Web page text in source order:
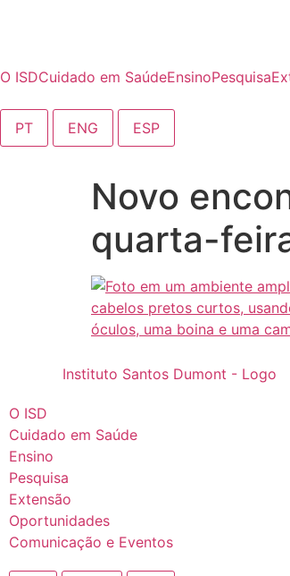
O ISDCuidado em SaúdeEnsinoPesquisa
PT ENG ESP
Novo
quarta-
O ISD
Cuidado em Saúde
Ensino
Pesquisa
Extensão
Oportunidades
Comunicação e Eventos